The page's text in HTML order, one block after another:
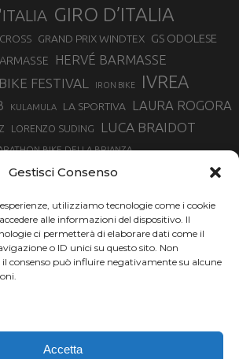
Gestisci Consenso
utilizziamo tecnologie come i cookie
alle informazioni del dispositivo. Il
ci permetterà di elaborare dati come il
o ID unici su questo sito. Non
consenso può influire negativamente su alcune
Accetta
GIRO D’ITALIA
GRAND PRIX WINDTEX GS ODOLESE
HERVÉ BARMASSE
FESTIVAL
IRON BIKE IVREA
KULAMULA LA SPORTIVA LAURA ROGORA
LORENZO SUDING LUCA BRAIDOT
BIKE DELLA BRIANZA
AURELIO FONTANA
VAN DER POEL MATTEO TRENTIN MIKE FELDERER
NIBALI
NINO SCHURTER
GRAN PARADISO
PROMENADO BIKE